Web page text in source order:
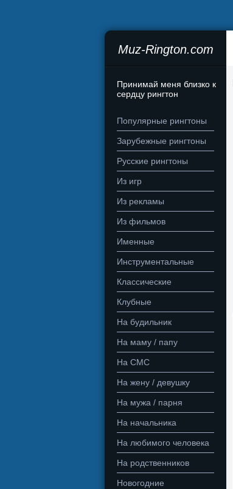
Muz-Rington.com
Принимай меня близко к
сердцу рингтон
Популярные рингтоны
Зарубежные рингтоны
Русские рингтоны
Из игр
Из рекламы
Из фильмов
Именные
Инструментальные
Классические
Клубные
На будильник
На маму / папу
На СМС
На жену / девушку
На мужа / парня
На начальника
На любимого человека
На родственников
Новогодние